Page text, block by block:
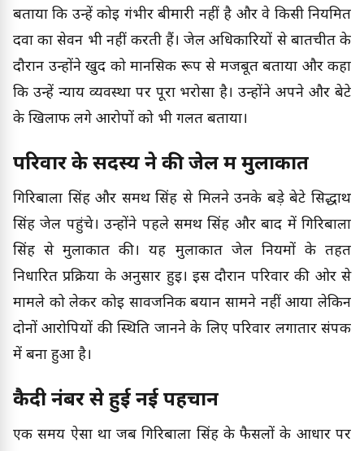
बताया कि उन्हें कोई गंभीर बीमारी नहीं है और वे किसी नियमित
दवा का सेवन भी नहीं करती हैं। जेल अधिकारियों से बातचीत के
दौरान उन्होंने खुद को मानसिक रूप से मजबूत बताया और कहा
कि उन्हें न्याय व्यवस्था पर पूरा भरोसा है। उन्होंने अपने और बेटे
के खिलाफ लगे आरोपों को भी गलत बताया।
परिवार के सदस्य ने की जेल में मुलाकात
गिरिबाला सिंह और समर्थ सिंह से मिलने उनके बड़े बेटे सिद्धार्थ
सिंह जेल पहुंचे। उन्होंने पहले समर्थ सिंह और बाद में गिरिबाला
सिंह से मुलाकात की। यह मुलाकात जेल नियमों के तहत
निर्धारित प्रक्रिया के अनुसार हुई। इस दौरान परिवार की ओर से
मामले को लेकर कोई सार्वजनिक बयान सामने नहीं आया लेकिन
दोनों आरोपियों की स्थिति जानने के लिए परिवार लगातार संपर्क
में बना हुआ है।
कैदी नंबर से हुई नई पहचान
एक समय ऐसा था जब गिरिबाला सिंह के फैसलों के आधार पर